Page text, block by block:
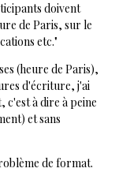
doivent
de Paris, sur le
etc."
(heure de Paris),
d'écriture, j'ai
c'est à dire à peine
et sans
de format.